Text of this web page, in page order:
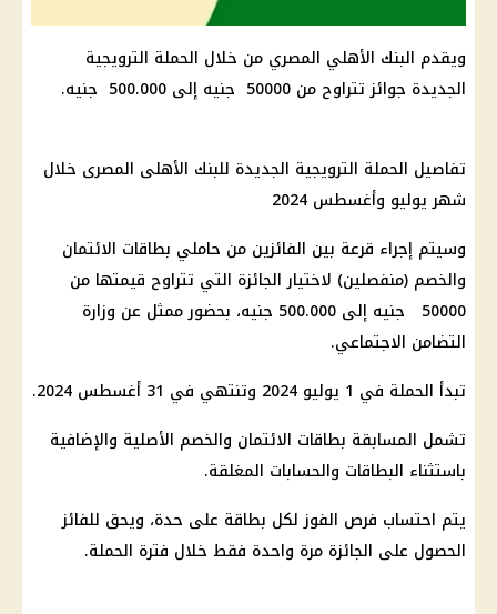
ويقدم البنك الأهلي المصري من خلال الحملة الترويجية
الجديدة جوائز تتراوح من 50000 جنيه إلى 500.000 جنيه.
تفاصيل الحملة الترويجية الجديدة للبنك الأهلى المصرى خلال
شهر يوليو وأغسطس 2024
وسيتم إجراء قرعة بين الفائزين من حاملي بطاقات الائتمان
والخصم (منفصلين) لاختيار الجائزة التي تتراوح قيمتها من
50000 جنيه إلى 500.000 جنيه، بحضور ممثل عن وزارة
التضامن الاجتماعي.
تبدأ الحملة في 1 يوليو 2024 وتنتهي في 31 أغسطس 2024.
تشمل المسابقة بطاقات الائتمان والخصم الأصلية والإضافية
باستثناء البطاقات والحسابات المغلقة.
يتم احتساب فرص الفوز لكل بطاقة على حدة، ويحق للفائز
الحصول على الجائزة مرة واحدة فقط خلال فترة الحملة.